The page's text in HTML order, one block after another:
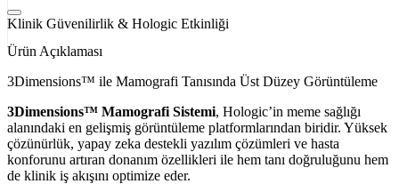
Klinik Güvenilirlik & Hologic Etkinliği
Ürün Açıklaması
3Dimensions™ ile Mamografi Tanısında Üst Düzey Görüntüleme
3Dimensions™ Mamografi Sistemi, Hologic’in meme sağlığı
alanındaki en gelişmiş görüntüleme platformlarından biridir. Yüksek
çözünürlük, yapay zeka destekli yazılım çözümleri ve hasta
konforunu artıran donanım özellikleri ile hem tanı doğruluğunu hem
de klinik iş akışını optimize eder.